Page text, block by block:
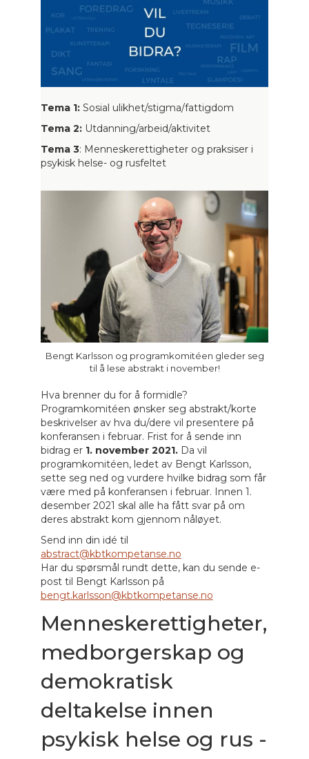
Tema 1:Sosial ulikhet/stigma/fattigdom
Tema 2:Utdanning/arbeid/aktivitet
Tema 3: Menneskerettigheter og praksiser i
psykisk helse- og rusfeltet
Bengt Karlsson og programkomitéen gleder seg
til å lese abstrakt i november!
Hva brenner du for å formidle?
Programkomitéen ønsker seg abstrakt/korte
beskrivelser av hva du/dere vil presentere på
konferansen i februar. Frist for å sende inn
bidrag er 1. november 2021. Da vil
programkomitéen, ledet av Bengt Karlsson,
sette seg ned og vurdere hvilke bidrag som får
være med på konferansen i februar. Innen 1.
desember 2021 skal alle ha fått svar på om
deres abstrakt kom gjennom nåløyet.
Send inn din idé til
abstract@kbtkompetanse.no
Har du spørsmål rundt dette, kan du sende e-
post til Bengt Karlsson på
bengt.karlsson@kbtkompetanse.no
Menneskerettigheter,
medborgerskap og
demokratisk
deltakelse innen
psykisk helse og rus -